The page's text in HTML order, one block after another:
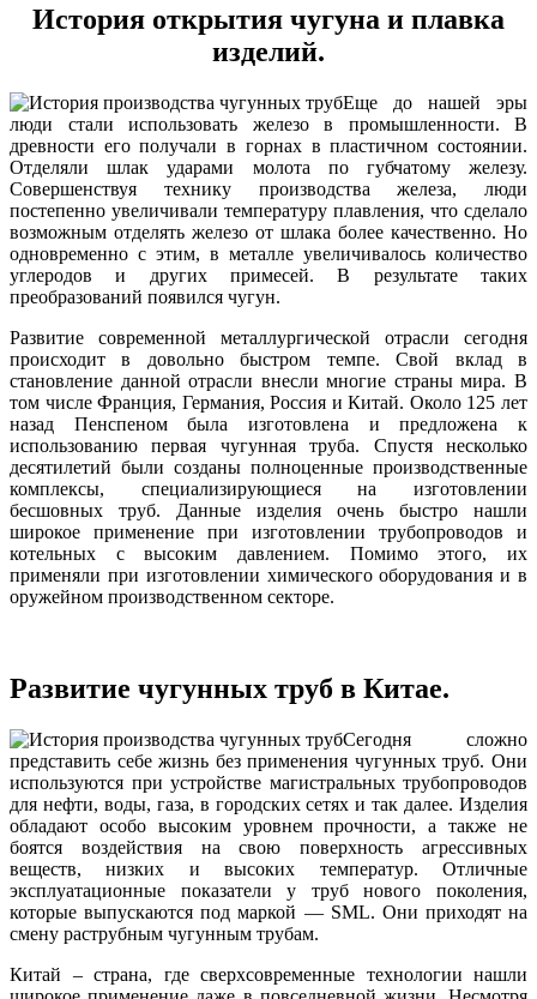
История открытия чугуна и плавка
изделий.
Еще до нашей эры
люди стали использовать железо в промышленности. В
древности его получали в горнах в пластичном состоянии.
Отделяли шлак ударами молота по губчатому железу.
Совершенствуя технику производства железа, люди
постепенно увеличивали температуру плавления, что сделало
возможным отделять железо от шлака более качественно. Но
одновременно с этим, в металле увеличивалось количество
углеродов и других примесей. В результате таких
преобразований появился чугун.
Развитие современной металлургической отрасли сегодня
происходит в довольно быстром темпе. Свой вклад в
становление данной отрасли внесли многие страны мира. В
том числе Франция, Германия, Россия и Китай. Около 125 лет
назад Пенспеном была изготовлена и предложена к
использованию первая чугунная труба. Спустя несколько
десятилетий были созданы полноценные производственные
комплексы, специализирующиеся на изготовлении
бесшовных труб. Данные изделия очень быстро нашли
широкое применение при изготовлении трубопроводов и
котельных с высоким давлением. Помимо этого, их
применяли при изготовлении химического оборудования и в
оружейном производственном секторе.
Развитие чугунных труб в Китае.
Сегодня сложно
представить себе жизнь без применения чугунных труб. Они
используются при устройстве магистральных трубопроводов
для нефти, воды, газа, в городских сетях и так далее. Изделия
обладают особо высоким уровнем прочности, а также не
боятся воздействия на свою поверхность агрессивных
веществ, низких и высоких температур. Отличные
эксплуатационные показатели у труб нового поколения,
которые выпускаются под маркой — SML. Они приходят на
смену раструбным чугунным трубам.
Китай – страна, где сверхсовременные технологии нашли